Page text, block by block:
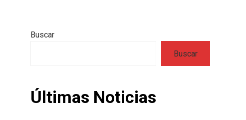
Buscar
Buscar
Últimas Noticias